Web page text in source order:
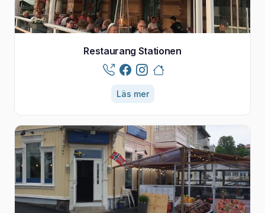
Restaurang Stationen
Läs mer